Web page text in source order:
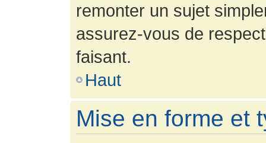
remonter un sujet
assurez-vous de
faisant.
Haut
Mise en forme et